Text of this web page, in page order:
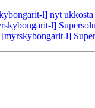
l] nyt
l]
l]